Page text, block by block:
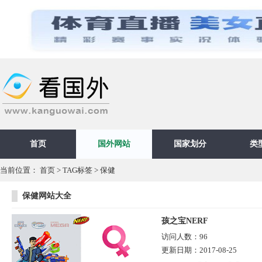
首页 国外网站 国家划分 类
当前位置： 首页 > TAG标签 > 保健
保健网站大全
孩之宝NERF
访问人数： 96
更新日期： 2017-08-25